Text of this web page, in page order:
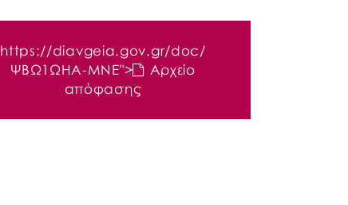
https://diavgeia.gov.gr/doc/
ΨΒΩ1ΩΗΑ-ΜΝΕ">
Αρχείο
απόφασης